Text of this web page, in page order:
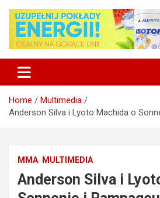
FIGHT24.PL –
Home
Multimedia
Anderson Silva i Lyoto Machida o
MMA MULTIMEDIA
Anderson Silva i